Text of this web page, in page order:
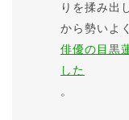
りを揉み出
から勢いよ
俳優の目黒
した
。